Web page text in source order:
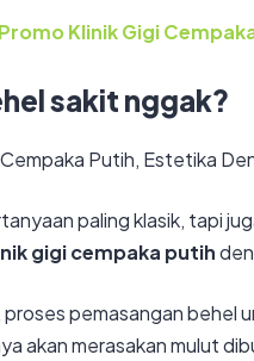
Promo Klinik Gigi
sakit nggak?
paling klasik, tapi
gigi cempaka putih
proses pemasangan behel
akan merasakan mulut